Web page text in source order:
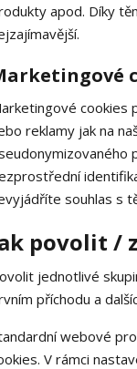
apod. Díky
cookies
reklamy jak na
souhlas s
povolit /
jednotlivé
příchodu a
webové
V rámci